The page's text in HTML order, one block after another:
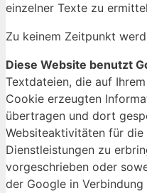
einzelner Texte zu
Zu keinem Zeitpunkt
Diese Website benutzt
Textdateien, die auf
Cookie erzeugten
übertragen und dort
Websiteaktivitäten für die
Dienstleistungen zu
vorgeschrieben oder
der Google in